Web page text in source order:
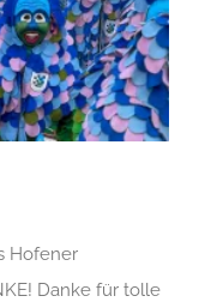
Hofener
Danke für tolle